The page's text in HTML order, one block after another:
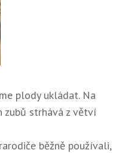
plody ukládat. Na
zubů strhává z větví
běžně používali,